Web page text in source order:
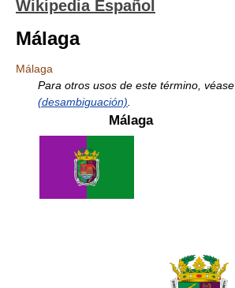
Wikipedia Español
Málaga
Málaga
Para otros usos de este término, véase
(desambiguación)
Málaga